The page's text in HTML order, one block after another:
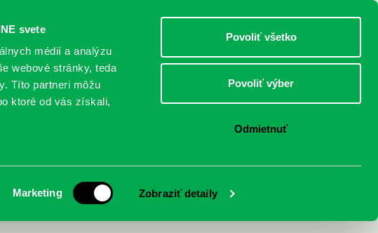
svete
médií a analýzu
webové stránky, teda
Títo partneri môžu
ktoré od vás získali,
Marketing Zobraziť detaily
Povoliť všetko
Povoliť výber
Odmietnuť
DOSPELÍ
O KNIŽNICI
: Môj život s